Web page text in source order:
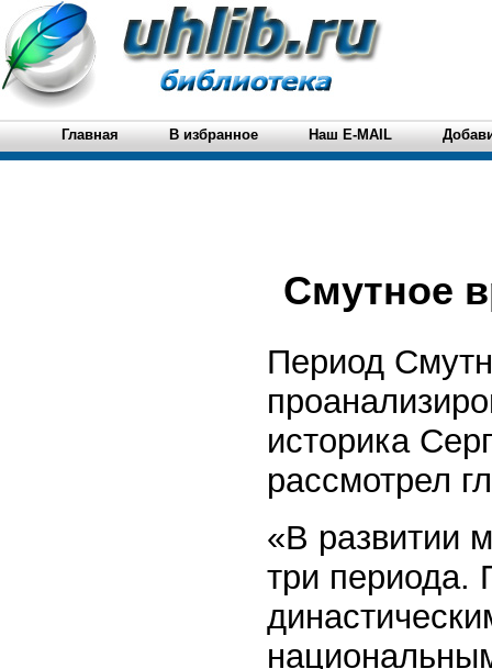
Главная В избранное Наш E-MAIL
Смутное
Период
историка
рассмотрел
«В развитии
три периода.